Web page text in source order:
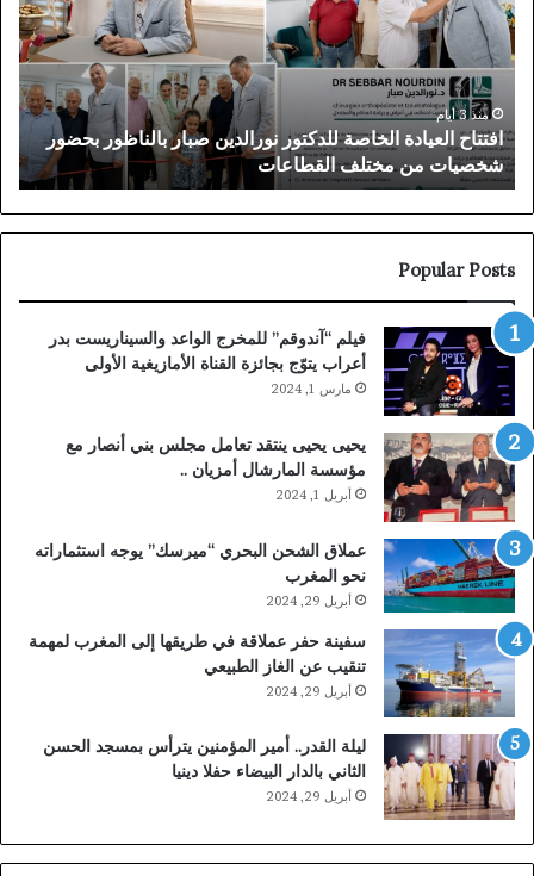
في
دبي
بعد
سنوات
من
الملاحقة
القضائية
البلجيكية
منذ 5 أيام
توقيف الملقب بـ”الناظوري” في دبي بعد سنوات من الملاحقة
القضائية البلجيكية
في
Popular Posts
فيلم “آندوقم” للمخرج الواعد والسيناريست بدر
أعراب يتوّج بجائزة القناة الأمازيغية الأولى
مارس 1, 2024
يحيى يحيى ينتقد تعامل مجلس بني أنصار مع
مؤسسة المارشال أمزيان ..
أبريل 1, 2024
عملاق الشحن البحري “ميرسك” يوجه استثماراته
نحو المغرب
أبريل 29, 2024
سفينة حفر عملاقة في طريقها إلى المغرب لمهمة
تنقيب عن الغاز الطبيعي
أبريل 29, 2024
ليلة القدر.. أمير المؤمنين يترأس بمسجد الحسن
الثاني بالدار البيضاء حفلا دينيا
أبريل 29, 2024